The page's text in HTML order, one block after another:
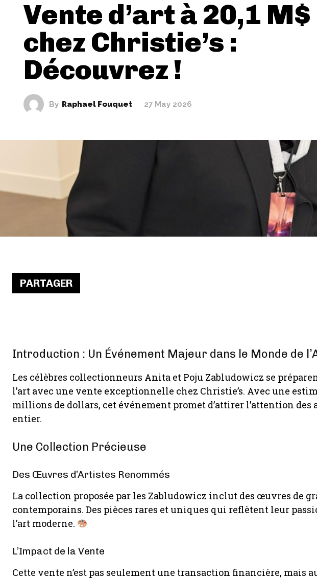
Vente d’art à 20,1 M$
chez Christie’s :
Découvrez !
By Raphael Fouquet 27 May 2026
PARTAGER
Introduction : Un Événement Majeur dans le Monde de
Les célèbres collectionneurs Anita et Poju Zabludowicz se
l’art avec une vente exceptionnelle chez Christie’s. Avec une
millions de dollars, cet événement promet d’attirer l’attention des
entier.
Une Collection Précieuse
Des Œuvres d’Artistes Renommés
La collection proposée par les Zabludowicz inclut des œuvres de
contemporains. Des pièces rares et uniques qui reflètent leur
l’art moderne.
L’Impact de la Vente
Cette vente n’est pas seulement une transaction financière, mais